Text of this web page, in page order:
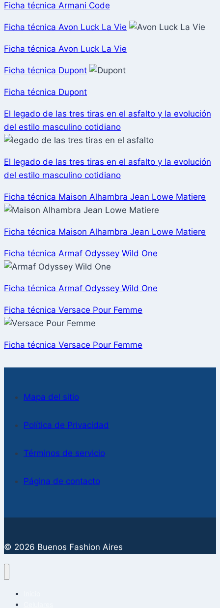
Ficha técnica Armani Code
Ficha técnica Avon Luck La Vie
Ficha técnica Avon Luck La Vie
Ficha técnica Dupont
Ficha técnica Dupont
El legado de las tres tiras en el asfalto y la evolución
del estilo masculino cotidiano
El legado de las tres tiras en el asfalto y la evolución
del estilo masculino cotidiano
Ficha técnica Maison Alhambra Jean Lowe Matiere
Ficha técnica Maison Alhambra Jean Lowe Matiere
Ficha técnica Armaf Odyssey Wild One
Ficha técnica Armaf Odyssey Wild One
Ficha técnica Versace Pour Femme
Ficha técnica Versace Pour Femme
Mapa del sitio
Política de Privacidad
Términos de servicio
Página de contacto
© 2026 Buenos Fashion Aires